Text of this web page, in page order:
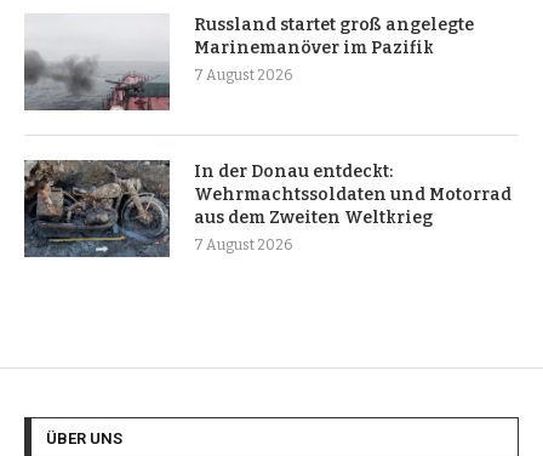
Russland startet groß angelegte
Marinemanöver im Pazifik
7 August 2026
In der Donau entdeckt:
Wehrmachtssoldaten und Motorrad
aus dem Zweiten Weltkrieg
7 August 2026
ÜBER UNS